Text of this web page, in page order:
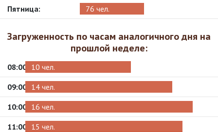
Пятница: 76 чел.
Загруженность по часам аналогичного дня на
прошлой неделе:
08:00 10 чел.
09:00 14 чел.
10:00 16 чел.
11:00 15 чел.